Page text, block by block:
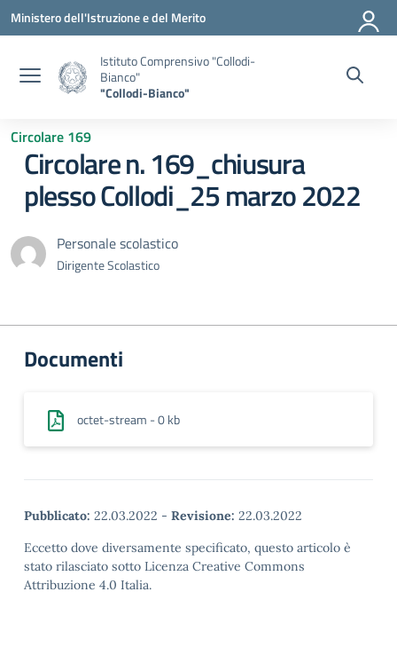
Vai ai contenuti
Vai al menu di navigazione
Vai al footer
Ministero dell'Istruzione e del Merito
Istituto Comprensivo "Collodi-
Bianco"
"Collodi-Bianco"
Circolare 169
Circolare n. 169_chiusura
plesso Collodi_25 marzo 2022
Personale scolastico
Dirigente Scolastico
Documenti
octet-stream - 0 kb
Pubblicato: 22.03.2022 - Revisione: 22.03.2022
Eccetto dove diversamente specificato, questo articolo è
stato rilasciato sotto Licenza Creative Commons
Attribuzione 4.0 Italia.